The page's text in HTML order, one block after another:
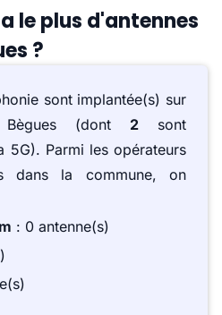
le plus d'antennes
?
sont implantée(s) sur
(dont 2 sont
5G). Parmi les opérateurs
dans la commune, on
: 0 antenne(s)